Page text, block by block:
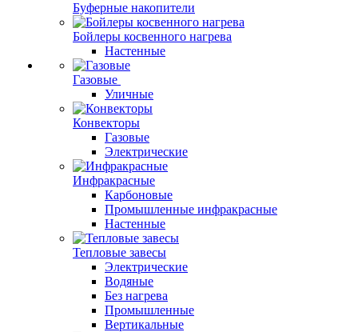
Буферные накопители
Бойлеры косвенного нагрева
Настенные
Газовые
Уличные
Конвекторы
Газовые
Электрические
Инфракрасные
Карбоновые
Промышленные инфракрасные
Настенные
Тепловые завесы
Электрические
Водяные
Без нагрева
Промышленные
Вертикальные